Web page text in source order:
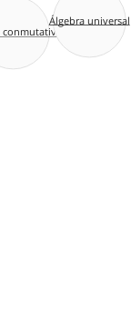
Álgebra universal